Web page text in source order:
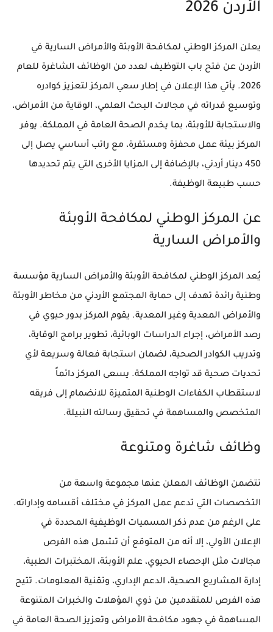
الأردن 2026
يعلن المركز الوطني لمكافحة الأوبئة والأمراض السارية في
الأردن عن فتح باب التوظيف لعدد من الوظائف الشاغرة للعام
2026. يأتي هذا الإعلان في إطار سعي المركز لتعزيز كوادره
وتوسيع قدراته في مجالات البحث العلمي، الوقاية من الأمراض،
والاستجابة للأوبئة، بما يخدم الصحة العامة في المملكة. يوفر
المركز بيئة عمل محفزة ومستقرة، مع راتب أساسي يصل إلى
450 دينار أردني، بالإضافة إلى المزايا الأخرى التي يتم تحديدها
حسب طبيعة الوظيفة.
عن المركز الوطني لمكافحة الأوبئة
والأمراض السارية
يُعد المركز الوطني لمكافحة الأوبئة والأمراض السارية مؤسسة
وطنية رائدة تهدف إلى حماية المجتمع الأردني من مخاطر الأوبئة
والأمراض المعدية وغير المعدية. يقوم المركز بدور حيوي في
رصد الأمراض، إجراء الدراسات الوبائية، تطوير برامج الوقاية،
وتدريب الكوادر الصحية، لضمان استجابة فعالة وسريعة لأي
تحديات صحية قد تواجه المملكة. يسعى المركز دائماً
لاستقطاب الكفاءات الوطنية المتميزة للانضمام إلى فريقه
المتخصص والمساهمة في تحقيق رسالته النبيلة.
وظائف شاغرة ومتنوعة
تتضمن الوظائف المعلن عنها مجموعة واسعة من
التخصصات التي تدعم عمل المركز في مختلف أقسامه وإداراته.
على الرغم من عدم ذكر المسميات الوظيفية المحددة في
الإعلان الأولي، إلا أنه من المتوقع أن تشمل هذه الفرص
مجالات مثل الإحصاء الحيوي، علم الأوبئة، المختبرات الطبية،
إدارة المشاريع الصحية، الدعم الإداري، وتقنية المعلومات. تتيح
هذه الفرص للمتقدمين من ذوي المؤهلات والخبرات المتنوعة
المساهمة في جهود مكافحة الأمراض وتعزيز الصحة العامة في